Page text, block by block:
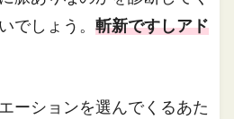
でしょう。斬新ですしアド
ーションを選んでくるあた